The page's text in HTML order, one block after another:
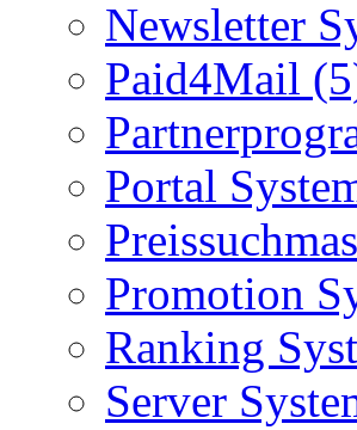
Newsletter
Paid4Mail
Portal
Promotion
Ranking
Server